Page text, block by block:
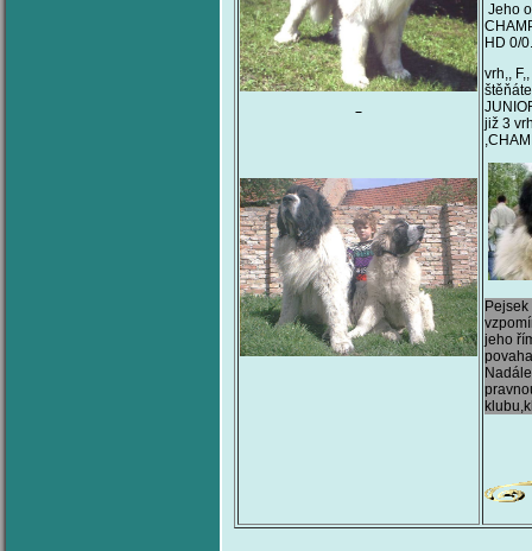
Jeho
HD 0/0.
vrh,,
již 3
jeho